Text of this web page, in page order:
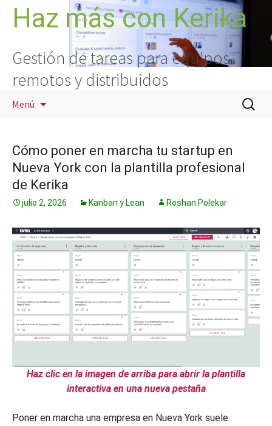
SaltarHaz más con Kerika
Gestión de tareas para equipos
remotos y distribuidos
Menú
Buscar:
Cómo poner en marcha tu startup en
Nueva York con la plantilla profesional
de Kerika
julio 2, 2026 Kanban y Lean Roshan Polekar
Haz clic en la imagen de arriba para abrir la plantilla
interactiva en una nueva pestaña
Poner en marcha una empresa en Nueva York suele